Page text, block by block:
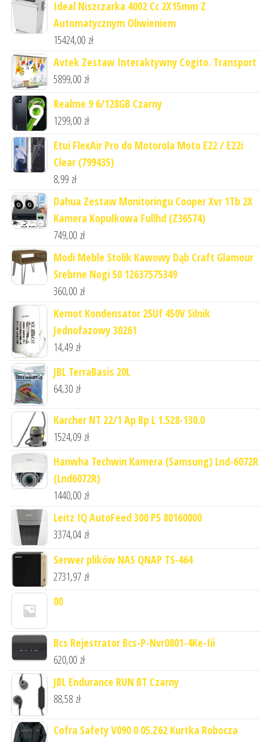
Ideal Niszczarka 4002 Cc 2X15mm Z
Automatycznym Oliwieniem
15424,00 zł
Avtek Zestaw Interaktywny Cogito. Transport
5899,00 zł
Realme 9 6/128GB Czarny
1299,00 zł
Etui FlexAir Pro do Motorola Moto E22 / E22i
Clear (799435)
8,99 zł
Dahua Zestaw Monitoringu Cooper Xvr 1Tb 2X
Kamera Kopułkowa Fullhd (Z36574)
749,00 zł
Modi Meble Stolik Kawowy Dąb Craft Glamour
Srebrne Nogi 50 12637575349
360,00 zł
Kemot Kondensator 25Uf 450V Silnik
Jednofazowy 30261
14,49 zł
JBL TerraBasis 20L
64,30 zł
Karcher NT 22/1 Ap Bp L 1.528-130.0
1524,09 zł
Hanwha Techwin Kamera (Samsung) Lnd-6072R
(Lnd6072R)
1440,00 zł
Leitz IQ AutoFeed 300 P5 80160000
3374,04 zł
Serwer plików NAS QNAP TS-464
2731,97 zł
00
Bcs Rejestrator Bcs-P-Nvr0801-4Ke-Iii
620,00 zł
JBL Endurance RUN BT Czarny
88,58 zł
Cofra Safety V090 0 05.Z62 Kurtka Robocza